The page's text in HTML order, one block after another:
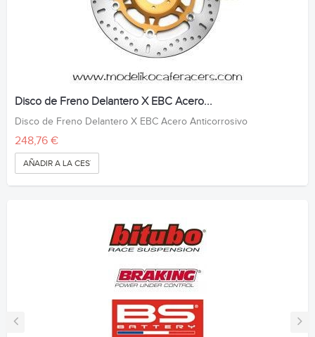
Disco de Freno Delantero X EBC Acero...
Disco de Freno Delantero X EBC Acero Anticorrosivo
248,76 €
AÑADIR A LA CESTA